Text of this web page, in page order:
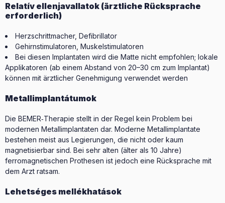
Relatív ellenjavallatok (ärztliche Rücksprache
erforderlich)
Herzschrittmacher, Defibrillator
Gehirnstimulatoren, Muskelstimulatoren
Bei diesen Implantaten wird die Matte nicht empfohlen; lokale
Applikatoren (ab einem Abstand von 20–30 cm zum Implantat)
können mit ärztlicher Genehmigung verwendet werden
Metallimplantátumok
Die BEMER‑Therapie stellt in der Regel kein Problem bei
modernen Metallimplantaten dar. Moderne Metallimplantate
bestehen meist aus Legierungen, die nicht oder kaum
magnetisierbar sind. Bei sehr alten (älter als 10 Jahre)
ferromagnetischen Prothesen ist jedoch eine Rücksprache mit
dem Arzt ratsam.
Lehetséges mellékhatások